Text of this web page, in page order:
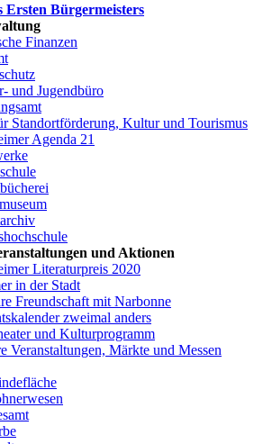
Ersten Bürgermeisters
Finanzen
und Jugendbüro
Standortförderung, Kultur und Tourismus
Agenda 21
und Aktionen
Literaturpreis 2020
in der Stadt
Freundschaft mit Narbonne
zweimal anders
und Kulturprogramm
Veranstaltungen, Märkte und Messen